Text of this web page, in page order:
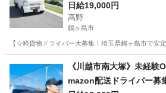
り！
日給19,000円
髙野
鶴ヶ島市
【☆軽貨物ドライバー大募集！埼玉県鶴ヶ島市で安
ドライバー Amazon
《川越市南大塚》未経験
mazon配送ドライバー募